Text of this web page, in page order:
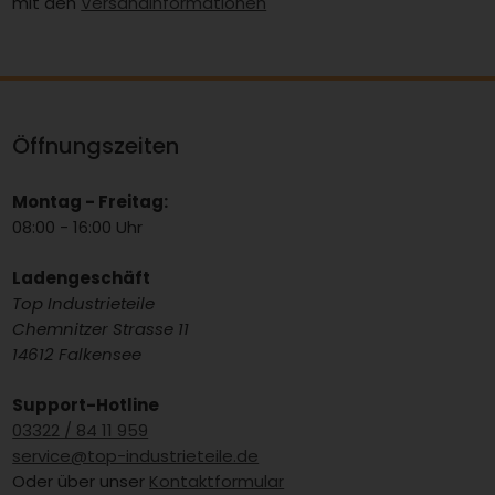
Öffnungszeiten
Montag - Freitag:
08:00 - 16:00 Uhr
Ladengeschäft
Top Industrieteile
Chemnitzer Strasse 11
14612 Falkensee
Support-Hotline
03322 / 84 11 959
service@top-industrieteile.de
Oder über unser Kontaktformular